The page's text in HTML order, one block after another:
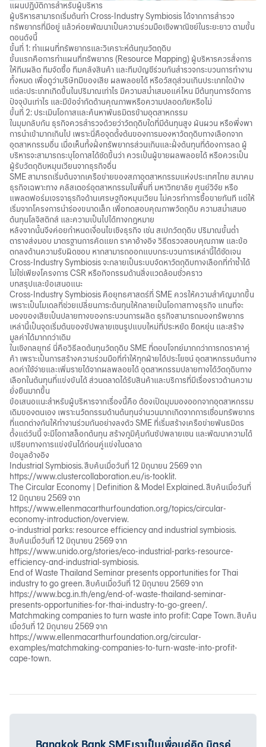
แผนปฏิบัติการสำหรับผู้บริหาร
ผู้บริหารสามารถเริ่มต้นทำ Cross-Industry Symbiosis ได้จากการสำรวจ
ทรัพยากรที่มีอยู่ แล้วค่อยพัฒนาเป็นความร่วมมือเชิงพาณิชย์ในระยะยาว ตามขั้น
ตอนดังนี้
ขั้นที่ 1: ทำแผนที่ทรัพยากรและวิเคราะห์ต้นทุนวัตถุดิบ
ขั้นแรกคือการทำแผนที่ทรัพยากร (Resource Mapping) ผู้บริหารควรสั่งการ
ให้ทีมผลิต ทีมจัดซื้อ ทีมคลังสินค้า และทีมบัญชีร่วมกันสำรวจกระบวนการทำงาน
ทั้งหมด เพื่อดูว่าบริษัทมีของเสีย ผลพลอยได้ หรือวัสดุส่วนเกินประเภทใดบ้าง
แต่ละประเภทเกิดขึ้นในปริมาณเท่าไร มีความสม่ำเสมอแค่ไหน มีต้นทุนการจัดการ
ปัจจุบันเท่าไร และมีข้อจำกัดด้านคุณภาพหรือความปลอดภัยหรือไม่
ขั้นที่ 2: ประเมินโอกาสและค้นหาพันธมิตรข้ามอุตสาหกรรม
ในมุมกลับกัน ธุรกิจควรสำรวจด้วยว่าวัตถุดิบใดที่มีต้นทุนสูง ผันผวน หรือพึ่งพา
การนำเข้ามากเกินไป เพราะนี่คือจุดตั้งต้นของการมองหาวัตถุดิบทางเลือกจาก
อุตสาหกรรมอื่น เมื่อเห็นทั้งฝั่งทรัพยากรส่วนเกินและฝั่งต้นทุนที่ต้องการลด ผู้
บริหารจะสามารถระบุโอกาสได้ชัดขึ้นว่า ควรเป็นผู้ขายผลพลอยได้ หรือควรเป็น
ผู้รับวัตถุดิบหมุนเวียนจากธุรกิจอื่น
SME สามารถเริ่มต้นจากเครือข่ายของสภาอุตสาหกรรมแห่งประเทศไทย สมาคม
ธุรกิจเฉพาะทาง คลัสเตอร์อุตสาหกรรมในพื้นที่ มหาวิทยาลัย ศูนย์วิจัย หรือ
แพลตฟอร์มเจรจาธุรกิจด้านเศรษฐกิจหมุนเวียน ไม่ควรทำการซื้อขายทันที แต่ให้
เริ่มจากโครงการนำร่องขนาดเล็ก เพื่อทดสอบคุณภาพวัตถุดิบ ความสม่ำเสมอ
ต้นทุนโลจิสติกส์ และความเป็นไปได้ทางกฎหมาย
หลังจากนั้นจึงค่อยกำหนดเงื่อนไขเชิงธุรกิจ เช่น สเปกวัตถุดิบ ปริมาณขั้นต่ำ
ตารางส่งมอบ มาตรฐานการคัดแยก ราคาอ้างอิง วิธีตรวจสอบคุณภาพ และข้อ
ตกลงด้านความรับผิดชอบ หากสามารถออกแบบกระบวนการเหล่านี้ได้ชัดเจน
Cross-Industry Symbiosis จะกลายเป็นระบบจัดหาวัตถุดิบทางเลือกที่ทำซ้ำได้
ไม่ใช่เพียงโครงการ CSR หรือกิจกรรมด้านสิ่งแวดล้อมชั่วคราว
บทสรุปและข้อเสนอแนะ
Cross-Industry Symbiosis คือยุทธศาสตร์ที่ SME ควรให้ความสำคัญมากขึ้น
เพราะเป็นโมเดลที่ช่วยเปลี่ยนภาระต้นทุนให้กลายเป็นโอกาสทางธุรกิจ แทนที่จะ
มองของเสียเป็นปลายทางของกระบวนการผลิต ธุรกิจสามารถมองทรัพยากร
เหล่านี้เป็นจุดเริ่มต้นของซัปพลายเชนรูปแบบใหม่ที่ประหยัด ยืดหยุ่น และสร้าง
มูลค่าได้มากกว่าเดิม
ในเชิงกลยุทธ์ นี่คือวิธีลดต้นทุนวัตถุดิบ SME ที่ตอบโจทย์มากกว่าการกดราคาคู่
ค้า เพราะเป็นการสร้างความร่วมมือที่ทำให้ทุกฝ่ายได้ประโยชน์ อุตสาหกรรมต้นทาง
ลดค่าใช้จ่ายและเพิ่มรายได้จากผลพลอยได้ อุตสาหกรรมปลายทางได้วัตถุดิบทาง
เลือกในต้นทุนที่แข่งขันได้ ส่วนตลาดได้รับสินค้าและบริการที่มีเรื่องราวด้านความ
ยั่งยืนมากขึ้น
ข้อเสนอแนะสำหรับผู้บริหารจากเรื่องนี้คือ ต้องเปิดมุมมองออกจากอุตสาหกรรม
เดิมของตนเอง เพราะนวัตกรรมด้านต้นทุนจำนวนมากเกิดจากการเชื่อมทรัพยากร
ที่แตกต่างกันให้ทำงานร่วมกันอย่างลงตัว SME ที่เริ่มสร้างเครือข่ายพันธมิตร
ตั้งแต่วันนี้ จะมีโอกาสล็อกต้นทุน สร้างภูมิคุ้มกันซัปพลายเชน และพัฒนาความได้
เปรียบทางการแข่งขันได้ก่อนคู่แข่งในตลาด
ข้อมูลอ้างอิง
Industrial Symbiosis. สืบค้นเมื่อวันที่ 12 มิถุนายน 2569 จาก
https://www.clustercollaboration.eu/is-tooklit.
The Circular Economy | Definition & Model Explained. สืบค้นเมื่อวันที่
12 มิถุนายน 2569 จาก
https://www.ellenmacarthurfoundation.org/topics/circular-
economy-introduction/overview.
o-industrial parks: resource efficiency and industrial symbiosis.
สืบค้นเมื่อวันที่ 12 มิถุนายน 2569 จาก
https://www.unido.org/stories/eco-industrial-parks-resource-
efficiency-and-industrial-symbiosis.
End of Waste Thailand Seminar presents opportunities for Thai
industry to go green. สืบค้นเมื่อวันที่ 12 มิถุนายน 2569 จาก
https://www.bcg.in.th/eng/end-of-waste-thailand-seminar-
presents-opportunities-for-thai-industry-to-go-green/.
Matchmaking companies to turn waste into profit: Cape Town. สืบค้น
เมื่อวันที่ 12 มิถุนายน 2569 จาก
https://www.ellenmacarthurfoundation.org/circular-
examples/matchmaking-companies-to-turn-waste-into-profit-
cape-town.